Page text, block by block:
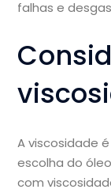
falhas e
A viscosidade
escolha do
com